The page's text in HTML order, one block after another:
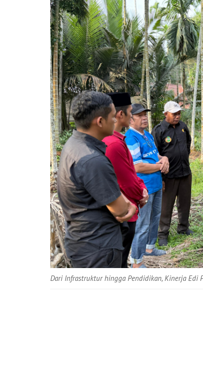
Dari Infrastruktur hingga Pendidikan, Kinerja Edi